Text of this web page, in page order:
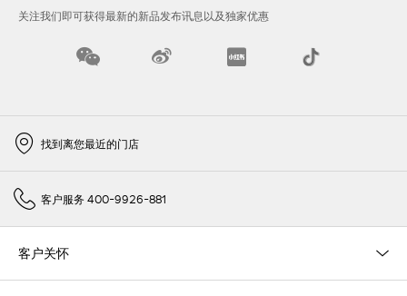
关注我们即可获得最新的新品发布讯息以及独家优惠
找到离您最近的门店
客户服务 400-9926-881
客户关怀